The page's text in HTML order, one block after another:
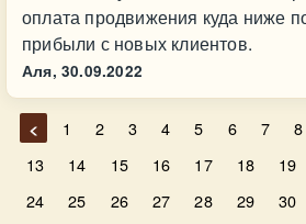
оплата продвижения куда ниже
прибыли с новых клиентов.
Аля, 30.09.2022
< 1 2 3 4 5 6 7 8
13
14 15 16 17 18 19
24
25 26 27 28 29 30